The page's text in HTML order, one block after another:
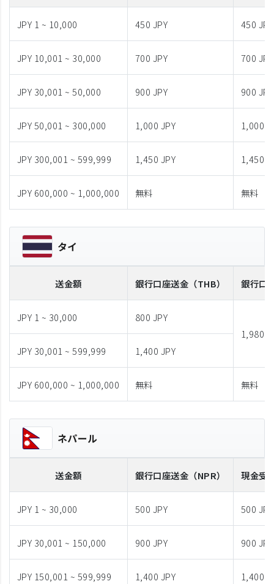
JPY 1 ~ 10,000 450 JPY 450 JPY
JPY 10,001 ~ 30,000 700 JPY 700 JPY
JPY 30,001 ~ 50,000 900 JPY 900 JPY
JPY 50,001 ~ 300,000 1,000 JPY 1,000
JPY 300,001 ~ 599,999 1,450 JPY 1,450
JPY 600,000 ~ 1,000,000 無料 無料
タイ
送金額 銀行口座送金 （THB） 銀行口
JPY 1 ~ 30,000
800 JPY
1,980
JPY 30,001 ~ 599,999
1,400 JPY
JPY 600,000 ~ 1,000,000 無料 無料
ネパール
送金額 銀行口座送金 （NPR） 現金受
JPY 1 ~ 30,000 500 JPY 500 JPY
JPY 30,001 ~ 150,000 900 JPY 900 JPY
JPY 150,001 ~ 599,999 1,400 JPY 1,400